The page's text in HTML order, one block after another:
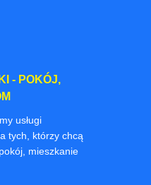
- POKÓJ,
usługi
tych, którzy chcą
mieszkanie